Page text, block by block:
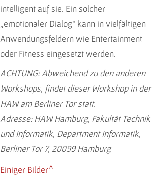
intelligent auf sie. Ein solcher
„emotionaler Dialog“ kann in vielfältigen
Anwendungsfeldern wie Entertainment
oder Fitness eingesetzt werden.
ACHTUNG: Abweichend zu den anderen
Workshops, findet dieser Workshop in der
HAW am Berliner Tor statt.
Adresse: HAW Hamburg, Fakultät Technik
und Informatik, Department Informatik,
Berliner Tor 7, 20099 Hamburg
Einiger Bilder